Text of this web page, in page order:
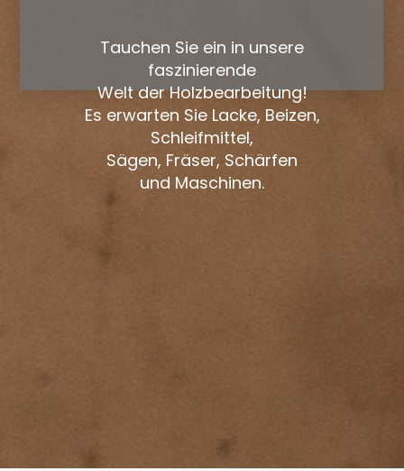
Tauchen Sie ein in unsere
faszinierende
Welt der Holzbearbeitung!
Es erwarten Sie Lacke, Beizen,
Schleifmittel,
Sägen, Fräser, Schärfen
und Maschinen.